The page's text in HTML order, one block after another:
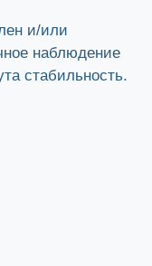
и/или
наблюдение
стабильность.